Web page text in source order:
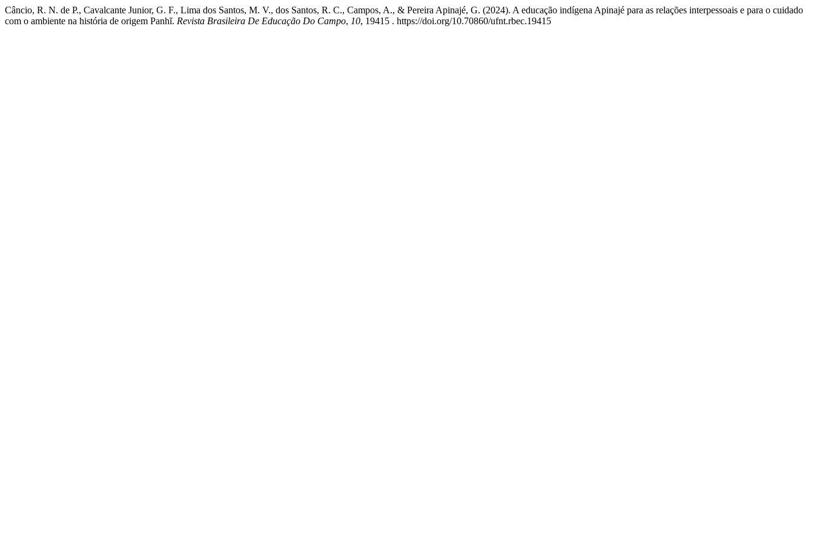
Câncio, R. N. de P., Cavalcante Junior, G. F., Lima dos Santos, M. V., dos Santos, R. C., Campos, A., & Pereira Apinajé, G. (2024). A educação indígena Apinajé para as relações interpessoais e para o cuidado
com o ambiente na história de origem Panhĩ. Revista Brasileira De Educação Do Campo, 10, 19415 . https://doi.org/10.70860/ufnt.rbec.19415